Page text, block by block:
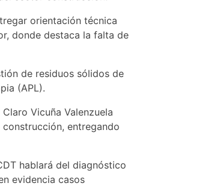
orientación técnica
donde destaca la falta de
de residuos sólidos de
(APL).
Vicuña Valenzuela
entregando
hablará del diagnóstico
evidencia casos